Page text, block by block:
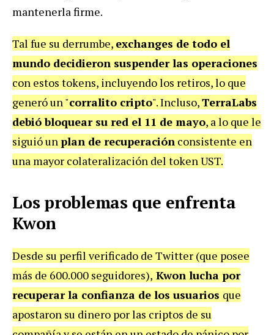
mantenerla firme.
Tal fue su derrumbe, exchanges de todo el
mundo decidieron suspender las operaciones
con estos tokens, incluyendo los retiros, lo que
generó un "corralito cripto". Incluso,TerraLabs
debió bloquear su red el 11 de mayo, a lo que le
siguió unplan de recuperación consistente en
una mayor colateralización del token UST.
Los problemas que enfrenta
Kwon
Desde su perfil verificado de Twitter (que posee
más de 600.000 seguidores), Kwon lucha por
recuperar la confianza de los usuarios que
apostaron su dinero por las criptos de su